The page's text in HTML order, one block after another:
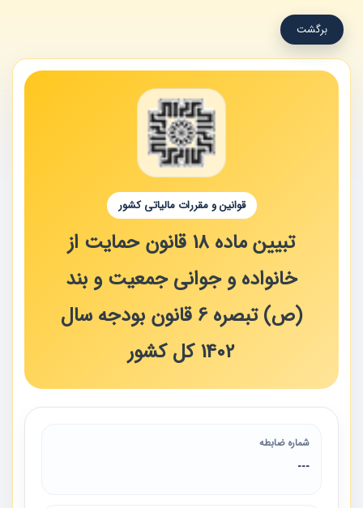
برگشت
قوانین و مقررات مالیاتی کشور
تبیین ماده 18 قانون حمایت از
خانواده و جوانی جمعیت و بند
(ص) تبصره 6 قانون بودجه سال
1402 کل کشور
شماره ضابطه
---